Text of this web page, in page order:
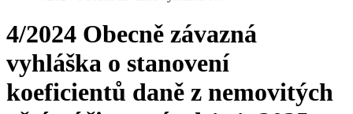
4/2024 Obecně závazná
vyhláška o stanovení
koeficientů daně z nemovitých